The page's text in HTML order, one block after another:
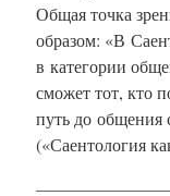
Общая точка
образом: «В
в категории
сможет тот, кто
путь до
(«Саентология